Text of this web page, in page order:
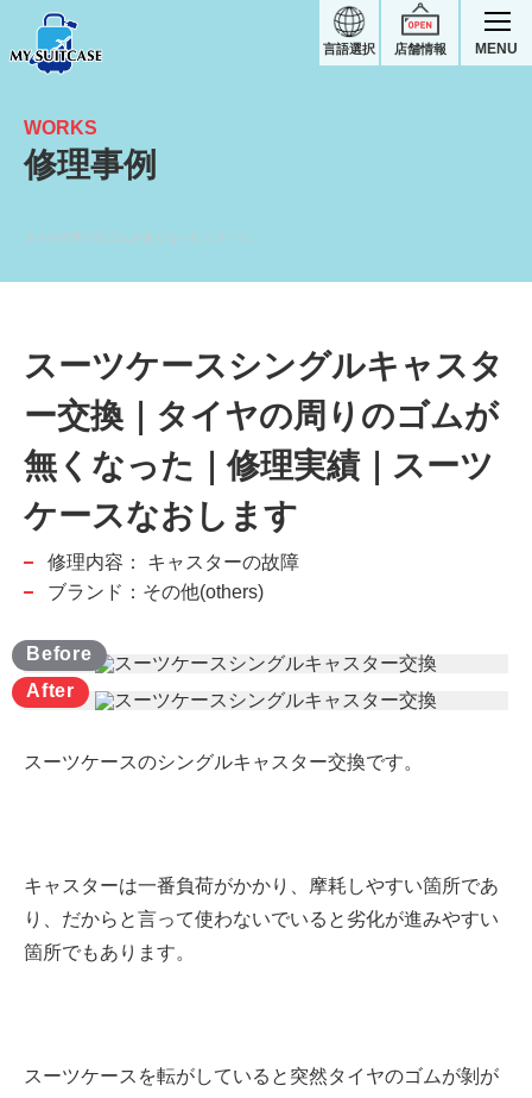
店舗情報
言語選択 MENU
WORKS
修理事例
スーツケースシングルキャスタ
ー交換｜タイヤの周りのゴムが
無くなった｜修理実績｜スーツ
ケースなおします
修理内容：
キャスターの故障
ブランド：その他(others)
スーツケースのシングルキャスター交換です。
キャスターは一番負荷がかかり、摩耗しやすい箇所であ
り、だからと言って使わないでいると劣化が進みやすい
箇所でもあります。
スーツケースを転がしていると突然タイヤのゴムが剝が